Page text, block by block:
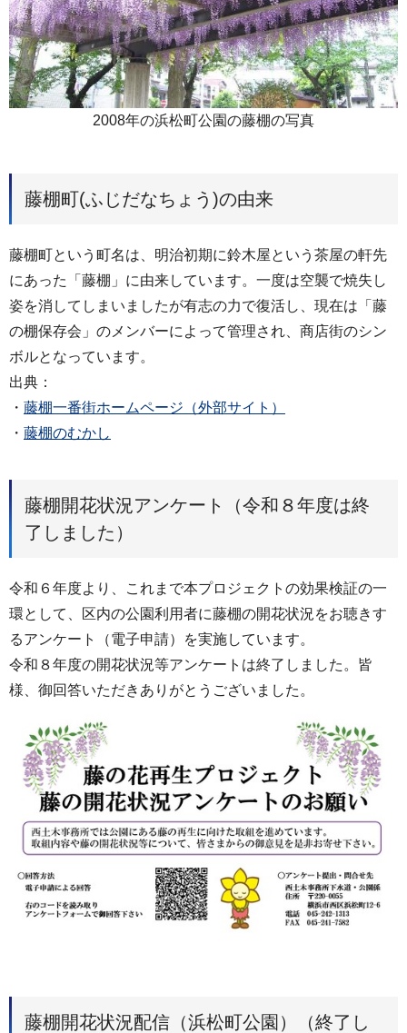
2008年の浜松町公園の藤棚の写真
藤棚町(ふじだなちょう)の由来
藤棚町という町名は、明治初期に鈴木屋という茶屋の軒先
にあった「藤棚」に由来しています。一度は空襲で焼失し
姿を消してしまいましたが有志の力で復活し、現在は「藤
の棚保存会」のメンバーによって管理され、商店街のシン
ボルとなっています。
出典：
・ 藤棚一番街ホームページ（外部サイト）
・ 藤棚のむかし
藤棚開花状況アンケート（令和８年度は終
了しました）
令和６年度より、これまで本プロジェクトの効果検証の一
環として、区内の公園利用者に藤棚の開花状況をお聴きす
るアンケート（電子申請）を実施しています。
令和８年度の開花状況等アンケートは終了しました。皆
様、御回答いただきありがとうございました。
藤棚開花状況配信（浜松町公園）（終了し